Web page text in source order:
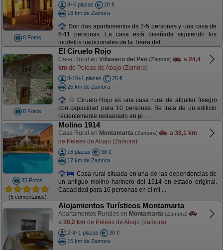
8 Fotos
8+5 plazas
20 €
18 km de Zamora
Son dos apartamentos de 2-5 personas y una casa de
6-11 personas. La casa está diseñada siguiendo los
modelos tradicionales de la Tierra del ...
8 Fotos
El Ciruelo Rojo
Casa Rural en Villaseco del Pan (Zamora) a 24,4
km de Peleas de Abajo (Zamora)
8-10+1 plazas
25 €
25 km de Zamora
El Ciruelo Rojo es una casa rural de alquiler íntegro
con capacidad para 10 personas. Se trata de un edificio
recientemente restaurado en pi ...
35 Fotos
(5 comentarios)
Molino 1914
Casa Rural en Montamarta (Zamora) a 30,1 km
de Peleas de Abajo (Zamora)
16 plazas
38 €
17 km de Zamora
Casa rural situada en una de las dependencias de
un antiguo molino harinero del 1914 en estado original.
Capacidad para 16 personas en el mi ...
Alojamientos Turísticos Montamarta
Apartamentos Rurales en Montamarta (Zamora)
a 30,2 km de Peleas de Abajo (Zamora)
2-4+1 plazas
30 €
15 km de Zamora